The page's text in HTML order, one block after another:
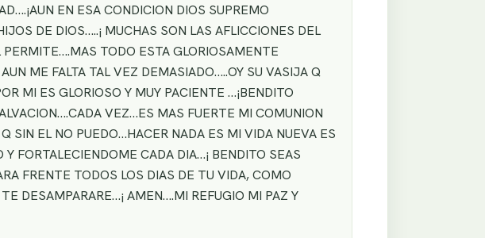
EN ESA CONDICION DIOS SUPREMO
DE DIOS…..¡ MUCHAS SON LAS AFLICCIONES DEL
TODO ESTA GLORIOSAMENTE
ME FALTA TAL VEZ DEMASIADO…..OY SU VASIJA Q
MI ES GLORIOSO Y MUY PACIENTE …¡BENDITO
VEZ…ES MAS FUERTE MI COMUNION
SIN EL NO PUEDO…HACER NADA ES MI VIDA NUEVA ES
FORTALECIENDOME CADA DIA…¡ BENDITO SEAS
FRENTE TODOS LOS DIAS DE TU VIDA, COMO
DESAMPARARE…¡ AMEN….MI REFUGIO MI PAZ Y